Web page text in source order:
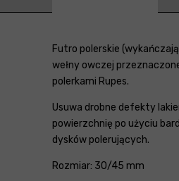
Futro polerskie
wełny owczej
polerkami Rupes.
Usuwa drobne defekty
powierzchnię po użyciu
dysków polerujących.
Rozmiar: 30/45 mm